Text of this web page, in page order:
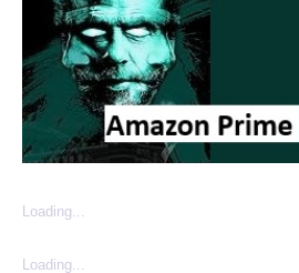
Loading...
Loading...